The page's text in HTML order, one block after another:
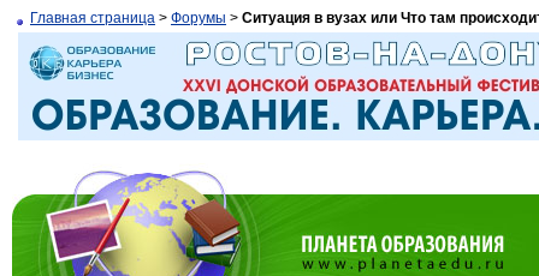
Главная страница > Форумы > Ситуация в вузах или Что там